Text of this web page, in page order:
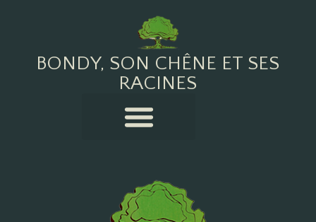
BONDY, SON CHÊNE ET SES
RACINES